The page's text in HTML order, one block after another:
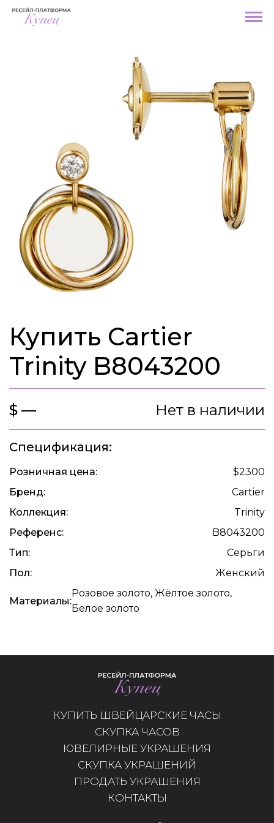
Купить Cartier
Trinity B8043200
$ — Нет в наличии
Спецификация:
Розничная цена:
$2300
Бренд:
Cartier
Коллекция:
Trinity
Референс:
B8043200
Тип:
Серьги
Пол:
Женский
Материалы:
Розовое золото, Жёлтое золото,
Белое золото
КУПИТЬ ШВЕЙЦАРСКИЕ ЧАСЫ
СКУПКА ЧАСОВ
ЮВЕЛИРНЫЕ УКРАШЕНИЯ
СКУПКА УКРАШЕНИЙ
ПРОДАТЬ УКРАШЕНИЯ
КОНТАКТЫ